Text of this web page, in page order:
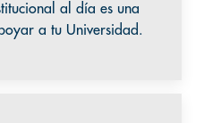
al día es una
a tu Universidad.